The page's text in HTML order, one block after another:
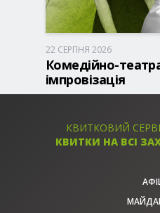
300 -
22 СЕРПНЯ 2026
Комедійно-
імпровізація
КВИТКОВИЙ
КВИТКИ НА ВСІ